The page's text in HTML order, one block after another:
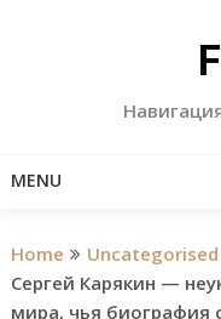
MENU
Home
Uncategorised
Сергей Карякин —
мира, чья биография